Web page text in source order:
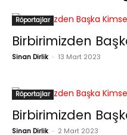
Röportajlar
Birbirimizden
Sinan Dirlik - 13 Mart 2023
Röportajlar
Birbirimizden
Sinan Dirlik - 2 Mart 2023